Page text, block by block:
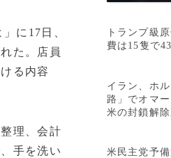
に17日、
た。店員
る内容
理、会計
手を洗い
トランプ級
費は15隻で
イラン、ホ
路」でオマ
米の封鎖解
米民主党予